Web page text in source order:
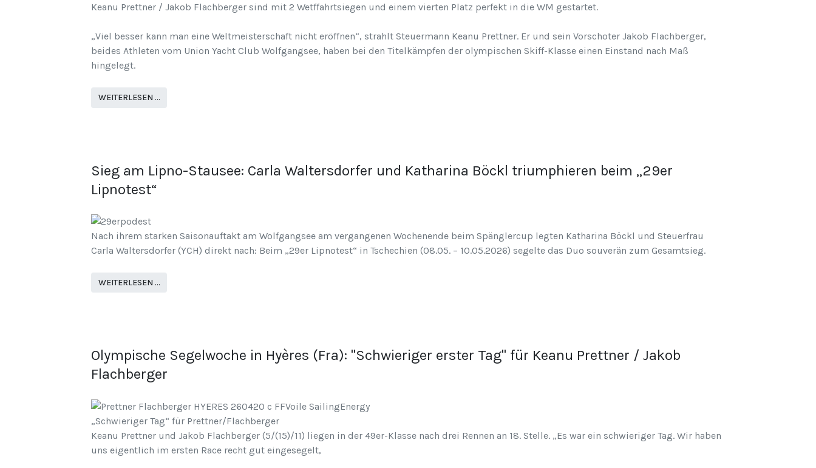
Keanu Prettner / Jakob Flachberger sind mit 2 Wetffahrtsiegen und einem vierten Platz perfekt in die WM gestartet.
„Viel besser kann man eine Weltmeisterschaft nicht eröffnen“, strahlt Steuermann Keanu Prettner. Er und sein Vorschoter Jakob Flachberger,
beides Athleten vom Union Yacht Club Wolfgangsee, haben bei den Titelkämpfen der olympischen Skiff-Klasse einen Einstand nach Maß
hingelegt.
WEITERLESEN …
Sieg am Lipno-Stausee: Carla Waltersdorfer und Katharina Böckl triumphieren beim „29er
Lipnotest“
Nach ihrem starken Saisonauftakt am Wolfgangsee am vergangenen Wochenende beim Spänglercup legten Katharina Böckl und Steuerfrau
Carla Waltersdorfer (YCH) direkt nach: Beim „29er Lipnotest“ in Tschechien (08.05. – 10.05.2026) segelte das Duo souverän zum Gesamtsieg.
WEITERLESEN …
Olympische Segelwoche in Hyères (Fra): "Schwieriger erster Tag" für Keanu Prettner / Jakob
Flachberger
„Schwieriger Tag“ für Prettner/Flachberger
Keanu Prettner und Jakob Flachberger (5/(15)/11) liegen in der 49er-Klasse nach drei Rennen an 18. Stelle. „Es war ein schwieriger Tag. Wir haben
uns eigentlich im ersten Race recht gut eingesegelt,